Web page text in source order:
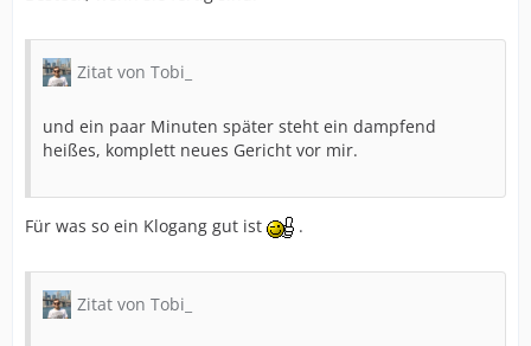
Zitat von Tobi_
und ein paar Minuten später steht ein dampfend
heißes, komplett neues Gericht vor mir.
Für was so ein Klogang gut ist .
Zitat von Tobi_